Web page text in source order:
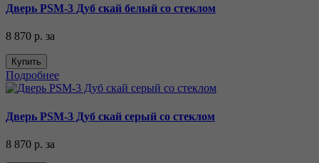
Дверь PSM-3 Дуб скай белый со стеклом
8 870 р. за
Купить
Подробнее
Дверь PSM-3 Дуб скай серый со стеклом
8 870 р. за